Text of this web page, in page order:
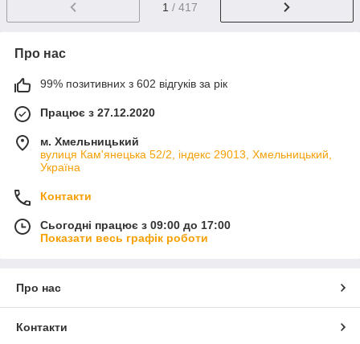
1 / 417
Про нас
99% позитивних з 602 відгуків за рік
Працює з 27.12.2020
м. Хмельницький
вулиця Кам'янецька 52/2, індекс 29013, Хмельницький,
Україна
Контакти
Сьогодні працює з 09:00 до 17:00
Показати весь графік роботи
Про нас
Контакти